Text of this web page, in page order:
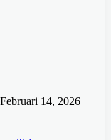
Februari 14, 2026